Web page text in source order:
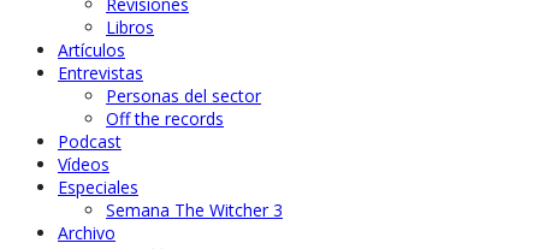
Libros
Artículos
Entrevistas
Personas del sector
Off the records
Podcast
Vídeos
Especiales
Semana The Witcher 3
Archivo